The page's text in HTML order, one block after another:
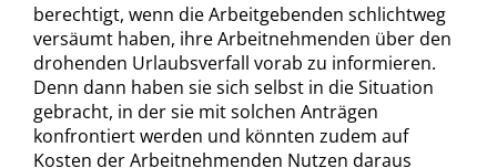
berechtigt, wenn die Arbeitgebenden schlichtweg
versäumt haben, ihre Arbeitnehmenden über den
drohenden Urlaubsverfall vorab zu informieren.
Denn dann haben sie sich selbst in die Situation
gebracht, in der sie mit solchen Anträgen
konfrontiert werden und könnten zudem auf
Kosten der Arbeitnehmenden Nutzen daraus